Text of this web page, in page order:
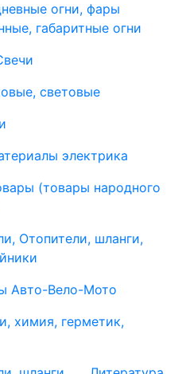
огни, фары
габаритные огни
световые
электрика
(товары народного
Отопители, шланги,
Авто-Вело-Мото
химия, герметик,